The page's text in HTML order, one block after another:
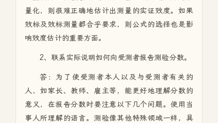
量化，则很难正确地估计出测量的实证效度。如果
效标及效标测量都合乎要求，则公式的选择也是影
响效度估计的重要方面。
2、联系实际说明如何向受测者报告测验分数。
答：为了使受测者本人以及与受测者有关的
人，如家长、教师、雇主等，能更好地理解分数的
意义，在报告分数时要注意以下几个问题。使用当
事人所理解的语言。测验像其他特殊领域一样，具